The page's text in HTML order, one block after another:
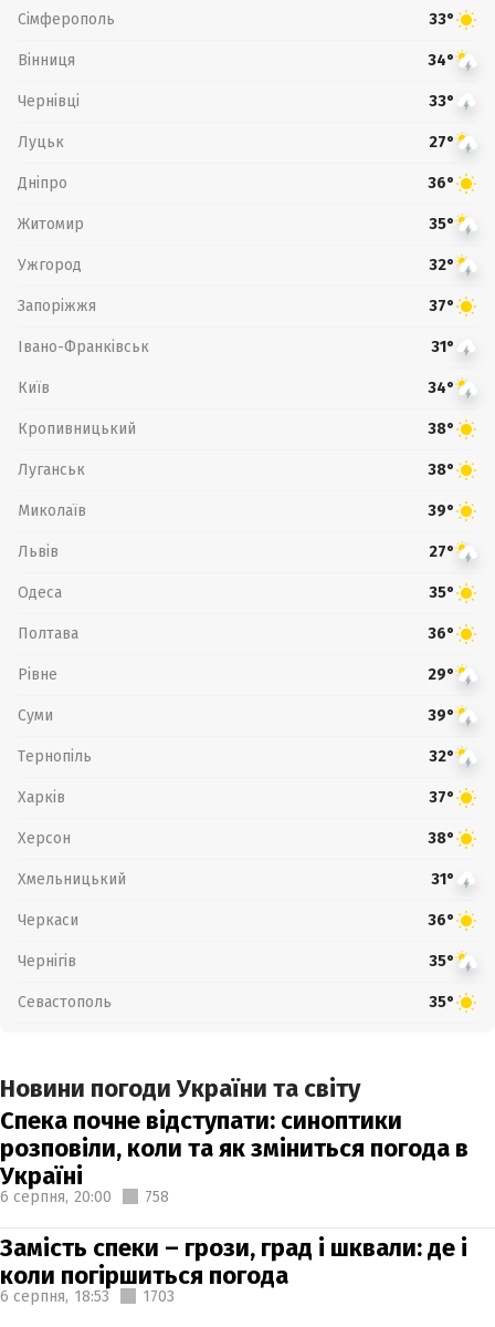
Сімферополь 33°
Вінниця 34°
Чернівці 33°
Луцьк 27°
Дніпро 36°
Житомир 35°
Ужгород 32°
Запоріжжя 37°
Івано-Франківськ 31°
Київ 34°
Кропивницький 38°
Луганськ 38°
Миколаїв 39°
Львів 27°
Одеса 35°
Полтава 36°
Рівне 29°
Суми 39°
Тернопіль 32°
Харків 37°
Херсон 38°
Хмельницький 31°
Черкаси 36°
Чернігів 35°
Севастополь 35°
Новини погоди України та світу
Спека почне відступати: синоптики
розповіли, коли та як зміниться погода в
Україні
6 серпня, 20:00 758
Замість спеки – грози, град і шквали: де і
коли погіршиться погода
6 серпня, 18:53 1703